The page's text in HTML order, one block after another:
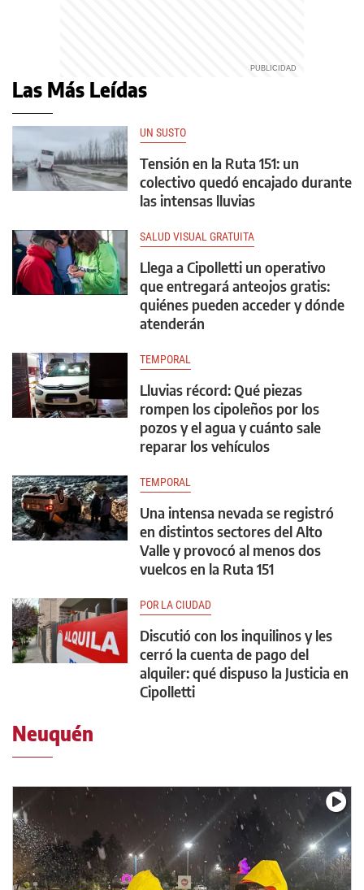
Las Más Leídas
UN SUSTO
Tensión en la Ruta 151: un
colectivo quedó encajado durante
las intensas lluvias
SALUD VISUAL GRATUITA
Llega a Cipolletti un operativo
que entregará anteojos gratis:
quiénes pueden acceder y dónde
atenderán
TEMPORAL
Lluvias récord: Qué piezas
rompen los cipoleños por los
pozos y el agua y cuánto sale
reparar los vehículos
TEMPORAL
Una intensa nevada se registró
en distintos sectores del Alto
Valle y provocó al menos dos
vuelcos en la Ruta 151
POR LA CIUDAD
Discutió con los inquilinos y les
cerró la cuenta de pago del
alquiler: qué dispuso la Justicia en
Cipolletti
Neuquén